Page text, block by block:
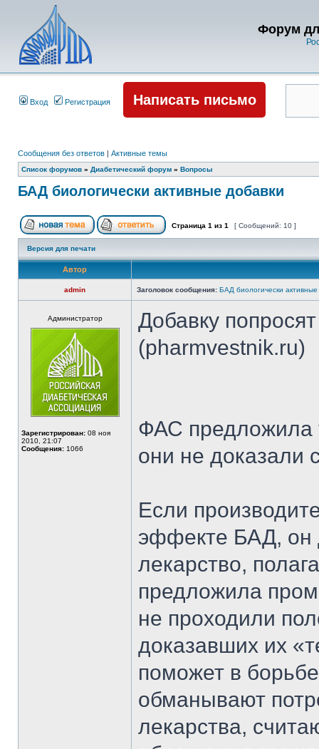
Форум
Вход Регистрация Написать письмо
Сообщения без ответов | Активные темы
Список форумов » Диабетический форум » Вопросы
БАД биологически активные добавки
Страница 1 из 1 [ Сообщений: 10 ]
Версия для печати
Автор
admin Заголовок сообщения: БАД биологически активные
Администратор
Зарегистрирован: 08 ноя
2010, 21:07
Сообщения: 1066
Добавку
(pharmvestnik.ru)
ФАС предложила
они не доказали
Если
эффекте БАД, он
лекарство,
предложила
не проходили
доказавших их
поможет в
обманывают
лекарства,